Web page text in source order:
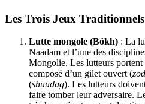
Les Trois Jeux
Lutte mongole (Bökh) : La
Naadam et l’une des
Mongolie. Les lutteurs
composé d’un gilet ouvert (
(shuudag). Les lutteurs
faire tomber leur adversaire.